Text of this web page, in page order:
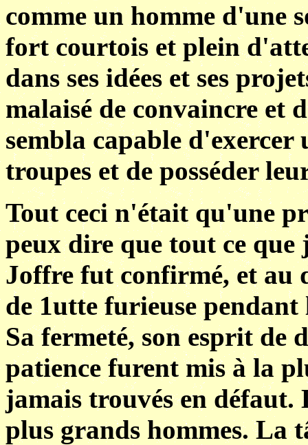
comme un homme d'une
fort courtois et plein
dans ses idées et ses
malaisé de convaincre et
sembla capable d'exercer
troupes et de posséder
Tout ceci n'était qu'une
peux dire que tout ce
Joffre fut confirmé, et au
de 1utte furieuse
Sa fermeté, son esprit de
patience furent mis à la
jamais trouvés en
plus grands hommes. La